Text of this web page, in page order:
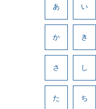
あ い
か き
さ し
た ち